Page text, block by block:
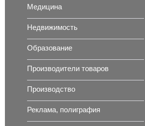
Медицина
Недвижимость
Образование
Производители товаров
Производство
Реклама, полиграфия